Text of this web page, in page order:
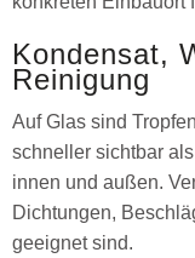
Kondensat,
Reinigung
Auf Glas sind
schneller sichtbar
innen und außen.
Dichtungen,
geeignet sind.